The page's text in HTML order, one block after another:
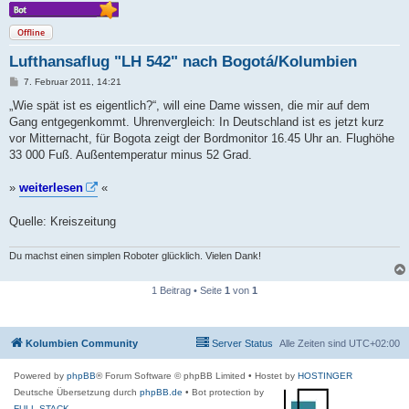
Offline
Lufthansaflug "LH 542" nach Bogotá/Kolumbien
B
i
r
a
7. Februar 2011, 14:21
„Wie spät ist es eigentlich?“, will eine Dame wissen, die mir auf dem
Gang entgegenkommt. Uhrenvergleich: In Deutschland ist es jetzt kurz
vor Mitternacht, für Bogota zeigt der Bordmonitor 16.45 Uhr an. Flughöhe
33 000 Fuß. Außentemperatur minus 52 Grad.
» weiterlesen «
Quelle: Kreiszeitung
Du machst einen simplen Roboter glücklich. Vielen Dank!
1 Beitrag • Seite 1 von 1
Kolumbien Community Alle Zeiten sind UTC+02:00
Server Status
Powered by phpBB® Forum Software © phpBB Limited • Hostet by HOSTINGER
Deutsche Übersetzung durch phpBB.de • Bot protection by